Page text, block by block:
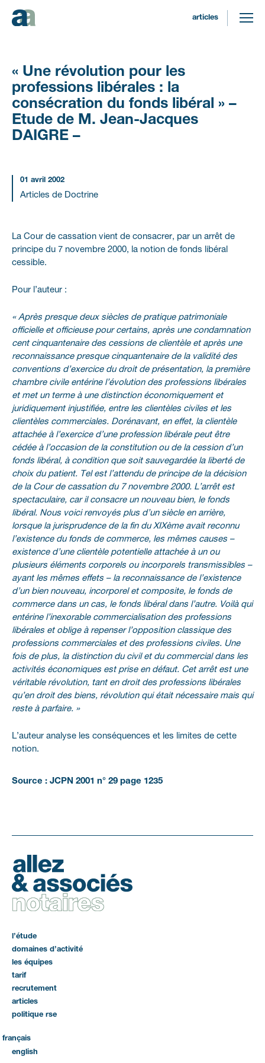
articles
« Une révolution pour les
professions
libérales :
la
consécration du fonds libéral » –
Etude de M. Jean-Jacques
DAIGRE –
01 avril 2002
Articles de Doctrine
La Cour de cassation vient de consacrer, par un arrêt de
principe du 7 novembre 2000, la notion de fonds libéral
cessible.
Pour l’auteur :
« Après presque deux siècles de pratique patrimoniale
officielle et officieuse pour certains, après une condamnation
cent cinquantenaire des cessions de clientèle et après une
reconnaissance presque cinquantenaire de la validité des
conventions d’exercice du droit de présentation, la première
chambre civile entérine l’évolution des professions libérales
et met un terme à une distinction économiquement et
juridiquement injustifiée, entre les clientèles civiles et les
clientèles commerciales. Dorénavant, en effet, la clientèle
attachée à l’exercice d’une profession libérale peut être
cédée à l’occasion de la constitution ou de la cession d’un
fonds libéral, à condition que soit sauvegardée la liberté de
choix du patient. Tel est l’attendu de principe de la décision
de la Cour de cassation du 7 novembre 2000. L’arrêt est
spectaculaire, car il consacre un nouveau bien, le fonds
libéral. Nous voici renvoyés plus d’un siècle en arrière,
lorsque la jurisprudence de la fin du XIXème avait reconnu
l’existence du fonds de commerce, les mêmes causes –
existence d’une clientèle potentielle attachée à un ou
plusieurs éléments corporels ou incorporels transmissibles –
ayant les mêmes effets – la reconnaissance de l’existence
d’un bien nouveau, incorporel et composite, le fonds de
commerce dans un cas, le fonds libéral dans l’autre. Voilà qui
entérine l’inexorable commercialisation des professions
libérales et oblige à repenser l’opposition classique des
professions commerciales et des professions civiles. Une
fois de plus, la distinction du civil et du commercial dans les
activités économiques est prise en défaut. Cet arrêt est une
véritable révolution, tant en droit des professions libérales
qu’en droit des biens, révolution qui était nécessaire mais qui
reste à parfaire. »
L’auteur analyse les conséquences et les limites de cette
notion.
Source : JCPN 2001 n° 29 page 1235
l’étude
domaines d’activité
les équipes
tarif
recrutement
articles
politique rse
français
english